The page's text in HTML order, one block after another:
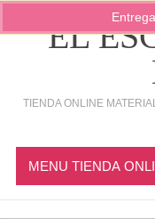
EL
TIENDA ONLINE